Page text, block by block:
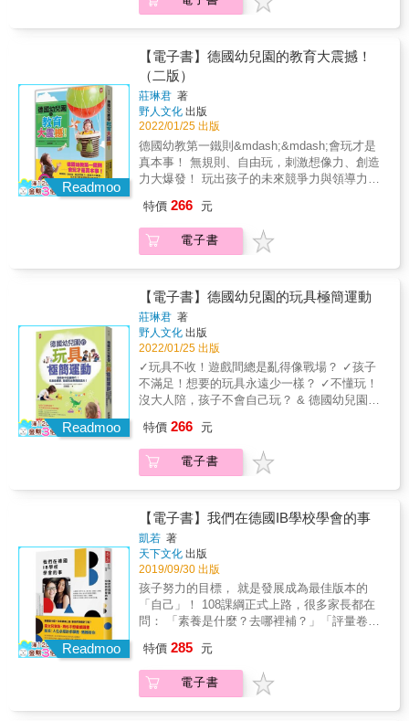
照顧常被視為一種本能與直覺行為，甚至照顧
向的評估之下被輕賤看待，而這種觀念正是忽
略了照顧的專業素養和核心理念。 許多工作者
在無力整理實務智慧、缺乏照顧自信，甚至是
在社會文化的期待之下，僅能以愛心跨過專業
照顧知識的缺口，而《CARE》一書正是為了填
補這一個鴻溝。這本書提出了許多一線照顧工
作者雖已實踐但未能明確表述的專業照顧概
念。透過有系統地介紹如發展焦點、家庭參
與、關係基礎、能力中心、創傷知情和生態導
向等核心原則，CARE不僅為照顧者提供了經驗
實踐的支持，也證明了這些方法是正確且有效
的。對於實務工作者而言，這本書不僅是理論
的彙編，更是可以實際操作的指引。它提供了
常經驗中抽絲剝繭，找到與國際標準接軌的機
會，進而增強專業自信與底氣，讓照顧者的價
值得以被明確表述。《CARE》一書是良好的導
航者，協助照顧者與孩子能夠更安心、更有方
向的同行在照顧與成長的旅途上。透過系統性
學習，體會照顧服務的核心陳毓文｜臺灣大學
社會工作學系教授＆本書審定照顧安置兒少一
導的專業知識在實際應用中似乎顯得有些不切
實際，但這本實務指南巧妙結合了不同機構的
實務經驗，清晰而有系統地呈現了CARE照顧模
式，使得所謂的「理論」變得更加貼近生活、
更易於理解。我們需要透過系統性的學習，才
能夠暫時停下腳步，與孩子一同生活，並深刻
體會到尊重和關愛孩子的重要性，這才是照顧
服務的核心。這本書提供了如何與孩子共同生
活、如何傾聽他們的心聲，並如何回應他們需
求的策略，這些策略不僅對於安置體系或機構
的工作人員有所助益，其實對於所有與兒少一
同生活的成年人來說也同樣重要，希望所有關
心這個議題的人，都能從閱讀本書中獲得一些
寶貴的啟示。不迴避系統合作的困難，讓每個
多益善》創辦人暨總編輯每個大人都當過孩
子，但很少大人得跟一群小孩一起長大，其中
大部分還帶著傷痕。團體照顧在許多時候本就
幼院的照顧者都好有愛。這是個疼惜的說法，
卻也忽視了孩子需要我們先尊重他的苦難，進
情感支持與專業指引。期待這本書，能讓更多
人理解兒少照顧工作的不易與價值，更相信本
書能替各領域的兒少教育工作者帶來深刻的理
解、決策的依據，以及迷茫時的安慰。願有一
天育幼院的孩子，都因為擁有更優質的照顧，
而蛻變成更好的自己。註1：育幼院是通俗的名
稱，其正式名稱是「兒少安置機構」。註2：在
台灣，每一萬位兒少中僅有8位是生活在育幼院
少數。跨越愛心與直覺，看見專業照顧的價值
徐瑜｜陳綢兒少家園主任，台灣全國兒少安置
機構聯盟理事長在兒少安置機構中，我們到底
應該提供怎樣的照顧？而這些照顧應該要如何
也時常反思的問題。在台灣，照顧常被視為一
種本能與直覺行為，甚至照顧的「價值與重要
性」也常在經濟效益、成效導向的評估之下被
輕賤看待，而這種觀念正是忽略了照顧的專業
素養和核心理念。 許多工作者在無力整理實務
智慧、缺乏照顧自信，甚至是在社會文化的期
待之下，僅能以愛心跨過專業照顧知識的缺
口，而《CARE》一書正是為了填補這一個鴻
溝。這本書提出了許多一線照顧工作者雖已實
統地介紹如發展焦點、家庭參與、關係基礎、
能力中心、創傷知情和生態導向等核心原則，
CARE不僅為照顧者提供了經驗實踐的支持，也
作者而言，這本書不僅是理論的彙編，更是可
以實際操作的指引。它提供了一個讓照顧者能
夠兼具科學與人文的理解、實踐照顧工作的架
構，並進一步鼓勵照顧者從日常經驗中抽絲剝
繭，找到與國際標準接軌的機會，進而增強專
業自信與底氣，讓照顧者的價值得以被明確表
述。《CARE》一書是良好的導航者，協助照顧
與成長的旅途上。透過系統性學習，體會照顧
服務的核心陳毓文｜臺灣大學社會工作學系教
授＆本書審定照顧安置兒少一直都是一項極具
體系，更藉此成功通過新冠肺炎的壓力測試。
薩爾博格於任職國家教育委員會期間，親炙教
系，在短短的時間內一躍成為全球教育典範。
身為深諳教學理論與實務的教育學者，他點出
芬蘭教育之所以卓越，就在於堅持為每個人提
供平等的教育機會，進而都能取得優秀的學習
成就，同時尊重教學的專業與自主，讓師生、
家長與主管機關一起為教育負責，以及因應個
人與社會的變動需求，做出整合各個公部門的
永續調整。 芬蘭的成功之道，正好讓全球教育
臨的各式挑戰與困境、因應策略，更值得眾人
書、蟬聯誠品暢銷書榜十八週 ★博客來年度百
莫測的世界浪潮中，更需一生受用的學習力。
當各國學生多為課業排名而競逐、焦慮，芬蘭
選擇回歸最根本的人性思維， 以孩子為本，無
能力分班、課程時數少、課業壓力小， 卻能在
國際學生能力評量計畫（PISA）中屢創佳績，
以教育立足世界。 & 這舉世艷羨的成就絕非一
蹴可幾， 而是走過五十年的教改風雨路，方有
如今的纍纍碩果。 在芬蘭，整套教育體制的核
心思維是「先見林，再見樹」， 就制度面選擇
以更多元、更人性化的模式，為教育者也為孩
激發孩子的學習興趣， 在孩子心中播下日後深
入學習、終身學習的種子。 & 芬蘭經驗讓我們
知道：教育不只是口號， 而是一個社會的核心
教育概念改變，就有機會造就出不同的社會與
文化。 沒有不樂於學習的孩子，只有願意給孩
子希望的教育現場； 當我們選擇珍視每一個孩
子，提供適性發展的學習環境， 那麼，每一個
人在自己的人生道路上都能成為贏家。 & 如
今，台灣教育的改革正在相似道路上努力前
進： 以「素養」為核心，倡導「自發‧互動‧共
與應變性，開創這塊土地的未來。 而怎樣才能
真正落實「成就每一個孩子」，齊步向美好未
來邁進？ 本書中記述的北國觀察與省思，皆為
試，先啟發其學習的樂趣，在多元化的漸進式
教學中，持續鑽研。 ■不做無謂的競逐、排名
奉行「以孩子為本」的基本理念，讓孩子依興
趣選擇不同的課程規劃，並依綜合表現評估。
檢討是為了讓孩子知道改進空間，並為日後成
長打下基礎。 ■賦予學生自由與信任，學習為
自己作主負責 自由是學習獨立的第一步，習題
不由老師改正，而是讓孩子在課堂上自行討
論、校對，啟動個人的學習動力。 ■沒有資優
子。鼓勵表現較佳的學生協助其他人，落實平
等、公正，減少差距，讓群體共好共榮。 ■強
調母語學習，養成在地認同感 學生修習英文與
Readmoo
【電子書】德國幼兒園的教育大震撼！
（二版）
莊琳君 著
野人文化 出版
2022/01/25 出版
德國幼教第一鐵則&mdash;&mdash;會玩才是
真本事！ 無規則、自由玩，刺激想像力、創造
力大爆發！ 玩出孩子的未來競爭力與領導力！
表｝★ ★博客來暢銷書 & 具備15年幼教資歷、
德國幼兒園教學長在教育現場的第一手觀察，
帶領讀者深入了解德國人理性溝通、回應生命
立、自信、堅強的教養祕訣。 & 【震撼推薦】
& 洪蘭：「這本書令我拿起來便放不下來，我
全力推薦它！」 & 德國老師最擔心的：從來不
是小孩玩太多、太危險，而是玩不夠！ 德國父
母最常叮嚀孩子的：不是上課認真聽，而是要
玩得開心！ 德國孩子的小腦袋裡每天都忙著選
擇： 「今天要穿哪一套衣服？」「今天玩什麼
好呢？」 「中午要吃什麼？選什麼醬料？」
「希望媽媽幾點來接我？」 & 【德國幼教現場
事， 近距離體驗老師、父母彼此攜手合作 共同
落實學前教育理念精神與實踐方法！ & [ 震撼1
] 不必寫教案──＞老師首要任務：觀察孩子！
不是為了讓孩子有興趣學習，才設計遊戲； 而
是觀察孩子的興趣，滿足他的求知欲望，才能
熱愛學習！ [ 震撼2 ] 不需管理班級秩序──＞乖
孩子不吃香！ 允許孩子冒險、哭鬧、不聽話，
只要設立規則，鼓勵「做到」代替責怪「做
錯」的地方， 包容孩子難搞的情緒與個性，但
教養原則絕不退讓！ [ 震撼3 ] 不用趕教學進度
──＞學會生活自理比知識更重要！ 不因為趕時
間、嫌麻煩，而剝奪小孩的學習機會， 用鼓勵
代替糾正，讓孩子保有「我做到了」的成就
感！ & 【以孩子為主體，德國幼兒教育全方位
能力養成之道！】 ˙「無玩具日」讓孩子狂動腦
特價 266 元
電子書
Readmoo
【電子書】德國幼兒園的玩具極簡運動
莊琳君 著
野人文化 出版
2022/01/25 出版
✓玩具不收！遊戲間總是亂得像戰場？ ✓孩子
不滿足！想要的玩具永遠少一樣？ ✓不懂玩！
沒大人陪，孩子不會自己玩？ & 德國幼兒園教
愈能玩出無限創造力！ & 玩具愈多，孩子未來
成癮的可能性愈高；玩具極簡，才能啟動孩子
的想像超能力！現任德國幼兒園教學長，執教
經驗，一一解惑父母最頭痛的問題： & 【煩惱
1】玩具款式日新月異，到底哪種比較好？ 作
者針對0~6歲幼兒發展需求撰寫的「精選玩具選
購指南」， 讓家長精準購買不失手&，用好玩
具刺激嬰幼兒感官發展、 促進1~3歲的手眼協
調能力、發展4~6歲的社交技能！ & 【煩惱2】
孩子看到玩具非買不可，每種玩具都「想
要」！ 過量玩具會讓孩子過度依賴物質、將自
我價值建立在外在標準，甚至有成癮可能！ 了
用少量玩具創造豐富童年。 & 【煩惱3】不專
心！一件玩具在手，孩子卻無法專注玩上10分
鐘 這代表孩子的專注力已經嚴重超載！ 建議爸
特價 266 元
電子書
Readmoo
【電子書】我們在德國IB學校學會的事
凱若 著
天下文化 出版
2019/09/30 出版
孩子努力的目標， 就是發展成為最佳版本的
「自己」！ 108課綱正式上路，很多家長都在
問： 「素養是什麼？去哪裡補？」「評量卷哪
慢！素養＝知識＋能力＋態度， 不是靠補習、
寫評量就可以養成的； 學習歷程無法下載，而
是要「每學期逐步上傳」。 世界變化越來越
特價 285 元
電子書